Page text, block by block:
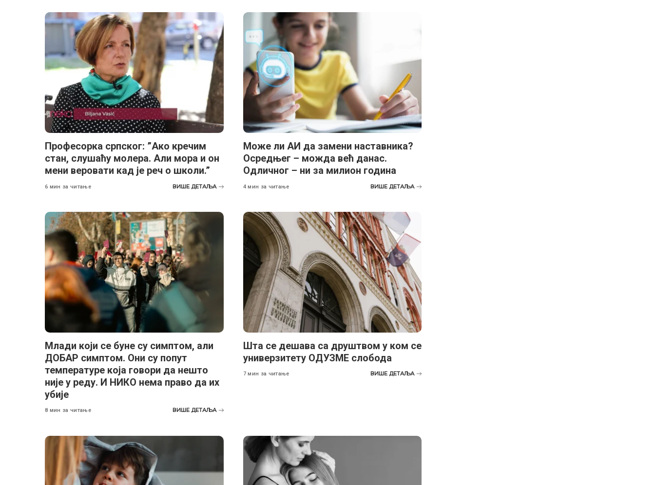
Професорка српског: ”Ако кречим
стан, слушаћу молера. Али мора и он
мени веровати кад је реч о школи.”
6 мин за читање ВИШЕ ДЕТАЉА
Може ли АИ да замени наставника?
Осредњег – можда већ данас.
Одличног – ни за милион година
4 мин за читање ВИШЕ ДЕТАЉА
Млади који се буне су симптом, али
ДОБАР симптом. Они су попут
температуре која говори да нешто
није у реду. И НИКО нема право да их
убије
8 мин за читање ВИШЕ ДЕТАЉА
Шта се дешава са друштвом у ком се
универзитету ОДУЗМЕ слобода
7 мин за читање ВИШЕ ДЕТАЉА